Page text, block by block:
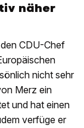
näher
CDU-Chef
nicht sehr
Merz ein
und hat einen
verfüge er